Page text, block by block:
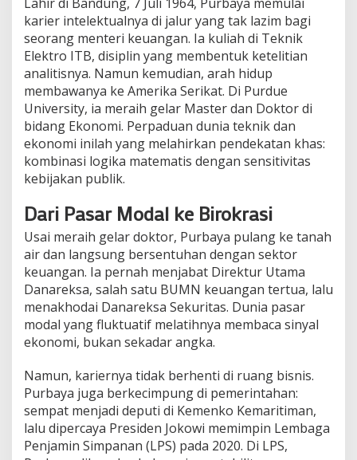
karier intelektualnya di jalur yang tak lazim bagi
seorang menteri keuangan. Ia kuliah di Teknik
Elektro ITB, disiplin yang membentuk ketelitian
analitisnya. Namun kemudian, arah hidup
membawanya ke Amerika Serikat. Di Purdue
University, ia meraih gelar Master dan Doktor di
bidang Ekonomi. Perpaduan dunia teknik dan
ekonomi inilah yang melahirkan pendekatan khas:
kombinasi logika matematis dengan sensitivitas
kebijakan publik.
Dari Pasar Modal ke Birokrasi
Usai meraih gelar doktor, Purbaya pulang ke tanah
air dan langsung bersentuhan dengan sektor
keuangan. Ia pernah menjabat Direktur Utama
Danareksa, salah satu BUMN keuangan tertua, lalu
menakhodai Danareksa Sekuritas. Dunia pasar
modal yang fluktuatif melatihnya membaca sinyal
ekonomi, bukan sekadar angka.
Namun, kariernya tidak berhenti di ruang bisnis.
Purbaya juga berkecimpung di pemerintahan:
sempat menjadi deputi di Kemenko Kemaritiman,
lalu dipercaya Presiden Jokowi memimpin Lembaga
Penjamin Simpanan (LPS) pada 2020. Di LPS,